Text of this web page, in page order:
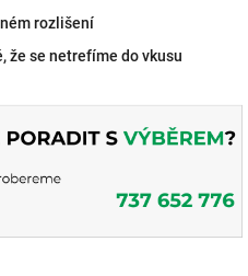
rozlišení
že se netrefíme do vkusu